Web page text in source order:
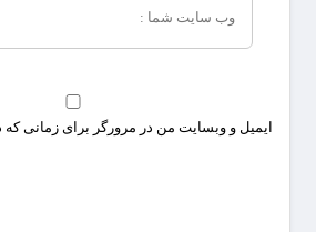
ایمیل و وبسایت من در مرورگر برای زمانی